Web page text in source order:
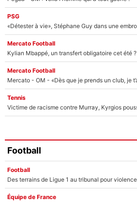
PSG
«Détester à vie», Stéphane Guy dans une
Mercato Football
Kylian Mbappé, un transfert obligatoire cet été ?
Mercato Football
Tennis
Football
Football
Équipe de France